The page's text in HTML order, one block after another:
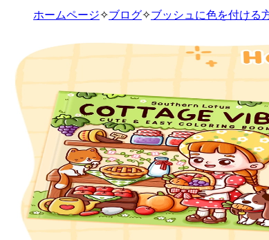
ホームページ✧ブログ✧ブッシュに色を付ける